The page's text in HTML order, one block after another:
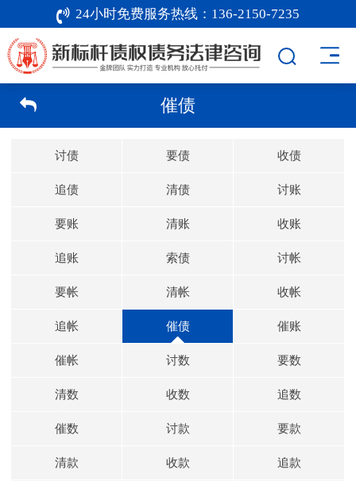
24小时免费服务热线： 136-2150-7235
催债
讨债 要债 收债
追债 清债 讨账
要账 清账 收账
追账 索债 讨帐
要帐 清帐 收帐
追帐 催债 催账
催帐 讨数 要数
清数 收数 追数
催数 讨款 要款
清款 收款 追款